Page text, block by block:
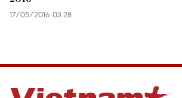
17/05/2016 03:28